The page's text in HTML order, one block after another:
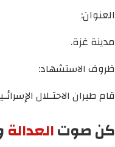
العنوان:
مدينة غزة.
ظروف الاستشهاد:
قام طيران الاحتـلال
كن صوتالعدالة